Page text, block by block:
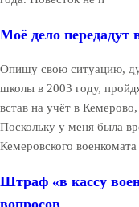
Моё дело передадут
Опишу свою ситуацию,
школы в 2003 году,
встав на учёт в
Поскольку у меня была
Кемеровского
Штраф «в кассу
вопросов